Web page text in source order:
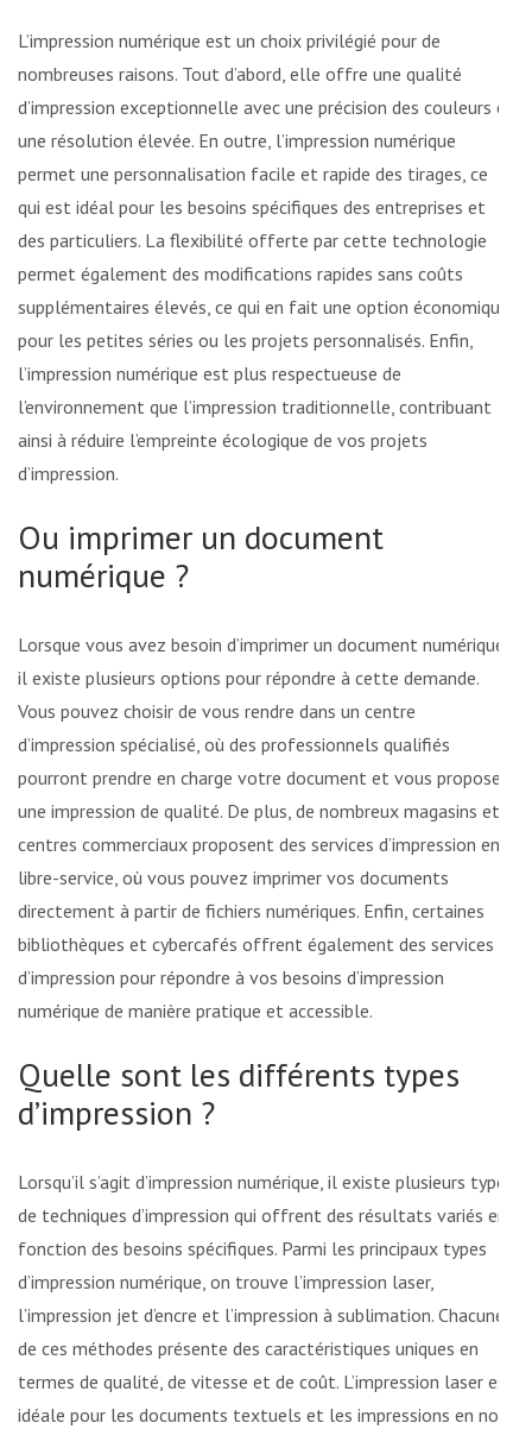
L’impression numérique est un choix privilégié pour de
nombreuses raisons. Tout d’abord, elle offre une qualité
d’impression exceptionnelle avec une précision des couleurs et
une résolution élevée. En outre, l’impression numérique
permet une personnalisation facile et rapide des tirages, ce
qui est idéal pour les besoins spécifiques des entreprises et
des particuliers. La flexibilité offerte par cette technologie
permet également des modifications rapides sans coûts
supplémentaires élevés, ce qui en fait une option économique
pour les petites séries ou les projets personnalisés. Enfin,
l’impression numérique est plus respectueuse de
l’environnement que l’impression traditionnelle, contribuant
ainsi à réduire l’empreinte écologique de vos projets
d’impression.
Ou imprimer un document
numérique ?
Lorsque vous avez besoin d’imprimer un document numérique,
il existe plusieurs options pour répondre à cette demande.
Vous pouvez choisir de vous rendre dans un centre
d’impression spécialisé, où des professionnels qualifiés
pourront prendre en charge votre document et vous proposer
une impression de qualité. De plus, de nombreux magasins et
centres commerciaux proposent des services d’impression en
libre-service, où vous pouvez imprimer vos documents
directement à partir de fichiers numériques. Enfin, certaines
bibliothèques et cybercafés offrent également des services
d’impression pour répondre à vos besoins d’impression
numérique de manière pratique et accessible.
Quelle sont les différents types
d’impression ?
Lorsqu’il s’agit d’impression numérique, il existe plusieurs types
de techniques d’impression qui offrent des résultats variés en
fonction des besoins spécifiques. Parmi les principaux types
d’impression numérique, on trouve l’impression laser,
l’impression jet d’encre et l’impression à sublimation. Chacune
de ces méthodes présente des caractéristiques uniques en
termes de qualité, de vitesse et de coût. L’impression laser est
idéale pour les documents textuels et les impressions en noir